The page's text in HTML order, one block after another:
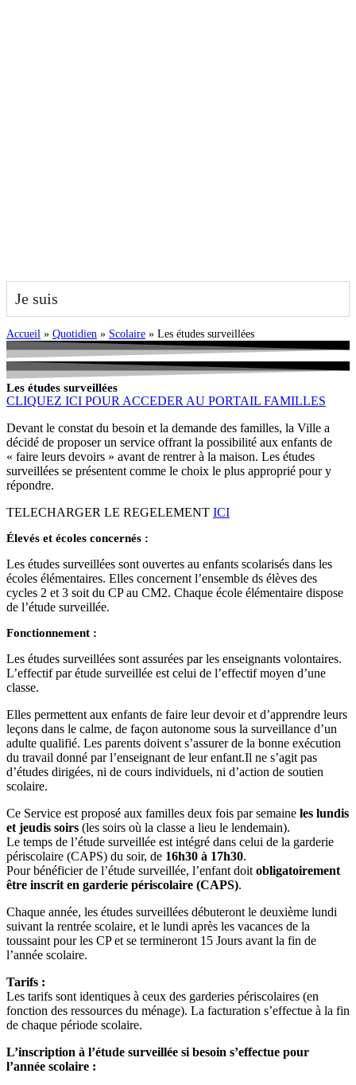
Je suis
Accueil » Quotidien » Scolaire » Les études surveillées
Les études surveillées
CLIQUEZ ICI POUR ACCEDER AU PORTAIL FAMILLES
Devant le constat du besoin et la demande des familles, la Ville a
décidé de proposer un service offrant la possibilité aux enfants de
« faire leurs devoirs » avant de rentrer à la maison. Les études
surveillées se présentent comme le choix le plus approprié pour y
répondre.
TELECHARGER LE REGELEMENT ICI
Élevés et écoles concernés :
Les études surveillées sont ouvertes au enfants scolarisés dans les
écoles élémentaires. Elles concernent l’ensemble ds élèves des
cycles 2 et 3 soit du CP au CM2. Chaque école élémentaire dispose
de l’étude surveillée.
Fonctionnement :
Les études surveillées sont assurées par les enseignants volontaires.
L’effectif par étude surveillée est celui de l’effectif moyen d’une
classe.
Elles permettent aux enfants de faire leur devoir et d’apprendre leurs
leçons dans le calme, de façon autonome sous la surveillance d’un
adulte qualifié. Les parents doivent s’assurer de la bonne exécution
du travail donné par l’enseignant de leur enfant.Il ne s’agit pas
d’études dirigées, ni de cours individuels, ni d’action de soutien
scolaire.
Ce Service est proposé aux familles deux fois par semaine les lundis
et jeudis soirs (les soirs où la classe a lieu le lendemain).
Le temps de l’étude surveillée est intégré dans celui de la garderie
périscolaire (CAPS) du soir, de 16h30 à 17h30.
Pour bénéficier de l’étude surveillée, l’enfant doit obligatoirement
être inscrit en garderie périscolaire (CAPS).
Chaque année, les études surveillées débuteront le deuxième lundi
suivant la rentrée scolaire, et le lundi après les vacances de la
toussaint pour les CP et se termineront 15 Jours avant la fin de
l’année scolaire.
Tarifs :
Les tarifs sont identiques à ceux des garderies périscolaires (en
fonction des ressources du ménage). La facturation s’effectue à la fin
de chaque période scolaire.
L’inscription à l’étude surveillée si besoin s’effectue pour
l’année scolaire :